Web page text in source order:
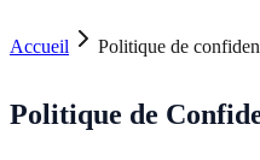
Accueil Politique de
Politique de